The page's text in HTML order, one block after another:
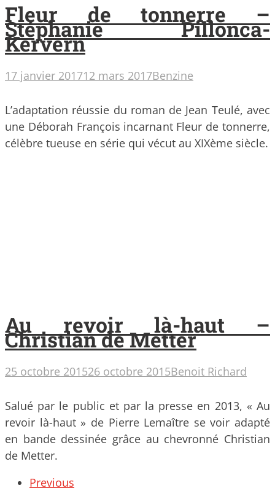
Fleur de tonnerre –
Stéphanie Pillonca-
Kervern
17 janvier 201712 mars 2017Benzine
L’adaptation réussie du roman de Jean Teulé, avec
une Déborah François incarnant Fleur de tonnerre,
célèbre tueuse en série qui vécut au XIXème siècle.
Au revoir là-haut –
Christian de Metter
25 octobre 201526 octobre 2015Benoit Richard
Salué par le public et par la presse en 2013, « Au
revoir là-haut » de Pierre Lemaître se voir adapté
en bande dessinée grâce au chevronné Christian
de Metter.
Posts
Previous